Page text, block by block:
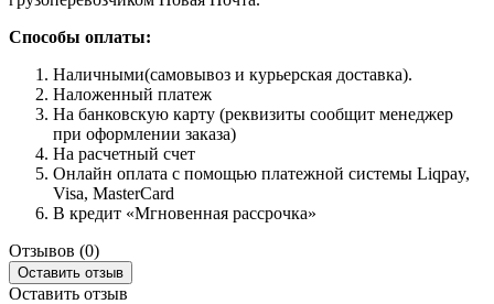
Способы оплаты:
Наличными(самовывоз и курьерская доставка).
Наложенный платеж
На банковскую карту (реквизиты сообщит менеджер
при оформлении заказа)
На расчетный счет
Онлайн оплата с помощью платежной системы Liqpay,
Visa, MasterCard
В кредит «Мгновенная рассрочка»
Отзывов (0)
Оставить отзыв
Оставить отзыв